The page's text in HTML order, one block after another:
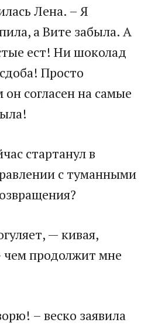
Лена. – Я
а Вите забыла. А
ест! Ни шоколад
Просто
согласен на самые
стартанул в
с туманными
— кивая,
чем продолжит мне
– веско заявила